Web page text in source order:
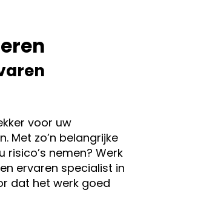
voor uw
Met zo’n belangrijke
nemen? Werk
ervaren specialist in
dat het werk goed